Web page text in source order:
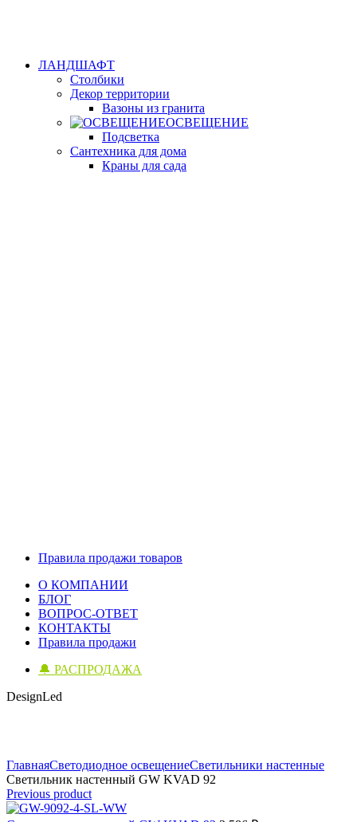
ЛАНДШАФТ
Столбики
Декор территории
Вазоны из гранита
ОСВЕЩЕНИЕ
Подсветка
Сантехника для дома
Краны для сада
Правила продажи товаров
О КОМПАНИИ
БЛОГ
ВОПРОС-ОТВЕТ
КОНТАКТЫ
Правила продажи
🔔 РАСПРОДАЖА
DesignLed
ГлавнаяСветодиодное освещениеСветильники настенные
Светильник настенный GW KVAD 92
Previous product